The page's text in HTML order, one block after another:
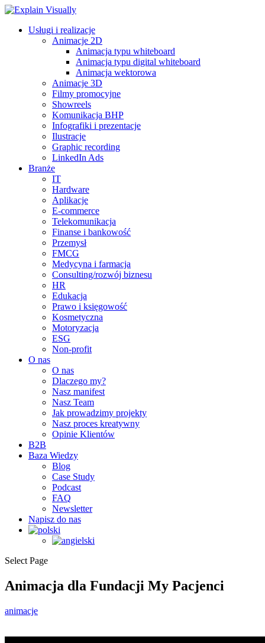
Usługi i realizacje
Animacje 2D
Animacja typu whiteboard
Animacja typu digital whiteboard
Animacja wektorowa
Animacje 3D
Filmy promocyjne
Showreels
Komunikacja BHP
Infografiki i prezentacje
Ilustracje
Graphic recording
LinkedIn Ads
Branże
IT
Hardware
Aplikacje
E-commerce
Telekomunikacja
Finanse i bankowość
Przemysł
FMCG
Medycyna i farmacja
Consulting/rozwój biznesu
HR
Edukacja
Prawo i księgowość
Kosmetyczna
Motoryzacja
ESG
Non-profit
O nas
O nas
Dlaczego my?
Nasz manifest
Nasz Team
Jak prowadzimy projekty
Nasz proces kreatywny
Opinie Klientów
B2B
Baza Wiedzy
Blog
Case Study
Podcast
FAQ
Newsletter
Napisz do nas
Select Page
Animacja dla Fundacji My Pacjenci
animacje